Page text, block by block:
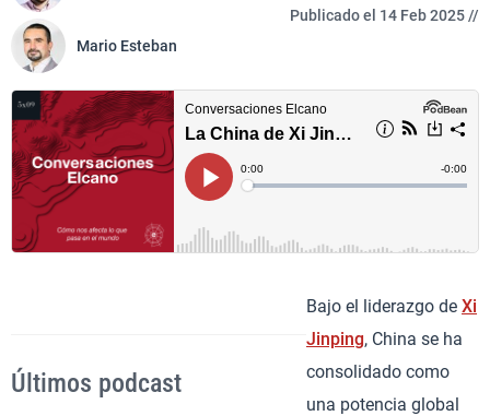
Mario Esteban
Publicado el 14 Feb 2025 //
Últimos podcast
Bajo el liderazgo de Xi
Jinping, China se ha
consolidado como
una potencia global